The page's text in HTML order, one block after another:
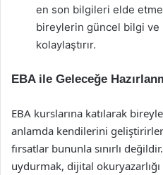
en son bilgileri elde
bireylerin güncel bilgi ve
kolaylaştırır.
EBA ile Geleceğe
EBA kurslarına katılarak
anlamda kendilerini geliştirirler.
fırsatlar bununla sınırlı
uydurmak, dijital okuryazarlığı